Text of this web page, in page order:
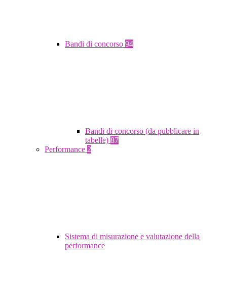
Bandi di concorso 94
Bandi di concorso (da pubblicare in
tabelle) 87
Performance 2
Sistema di misurazione e valutazione della
performance